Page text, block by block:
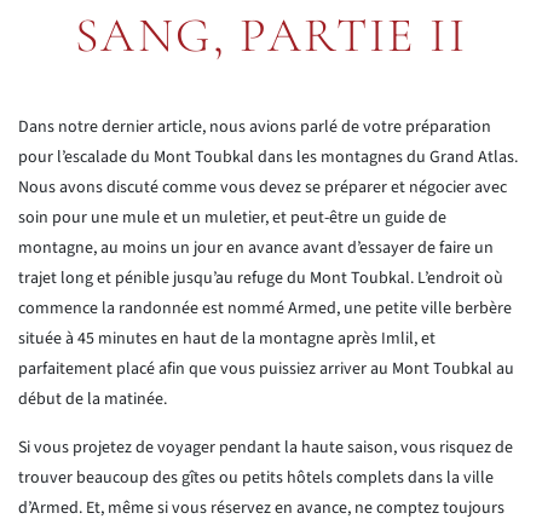
SANG, PARTIE II
Dans notre dernier article, nous avions parlé de votre préparation
pour l’escalade du Mont Toubkal dans les montagnes du Grand Atlas.
Nous avons discuté comme vous devez se préparer et négocier avec
soin pour une mule et un muletier, et peut-être un guide de
montagne, au moins un jour en avance avant d’essayer de faire un
trajet long et pénible jusqu’au refuge du Mont Toubkal. L’endroit où
commence la randonnée est nommé Armed, une petite ville berbère
située à 45 minutes en haut de la montagne après Imlil, et
parfaitement placé afin que vous puissiez arriver au Mont Toubkal au
début de la matinée.
Si vous projetez de voyager pendant la haute saison, vous risquez de
trouver beaucoup des gîtes ou petits hôtels complets dans la ville
d’Armed. Et, même si vous réservez en avance, ne comptez toujours